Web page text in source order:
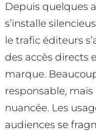
Depuis quelques
s’installe
le trafic éditeurs
des accès directs
marque.
responsable,
nuancée. Les
audiences se